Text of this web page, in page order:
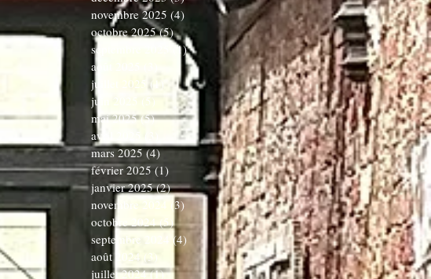
novembre 2025 (4) 4 posts
octobre 2025 (5)5 posts
septembre 2025
(1)1 post
août 2025
3 posts
juillet 2025 (1)
1 post
juin 2025
(5) 5 posts
mai 2025 (5)5 posts
avril 2025
3 posts
mars 2025 (4)4 posts
février 2025 (1)
janvier 2025 (2)2 posts
novembre 2024 (3) 3 posts
octobre 2024 (5)5 posts
septembre 2024 (4) 4 posts
août 2024 (3) 3 posts
juillet 2024 (1)1 post